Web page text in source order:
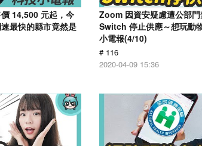
14,500 元起，今
最快的縣市竟然是
Zoom 因資安疑慮遭公部
Switch 停止供應～想玩動
小電報(4/10)
# 116
2020-04-09 15:36